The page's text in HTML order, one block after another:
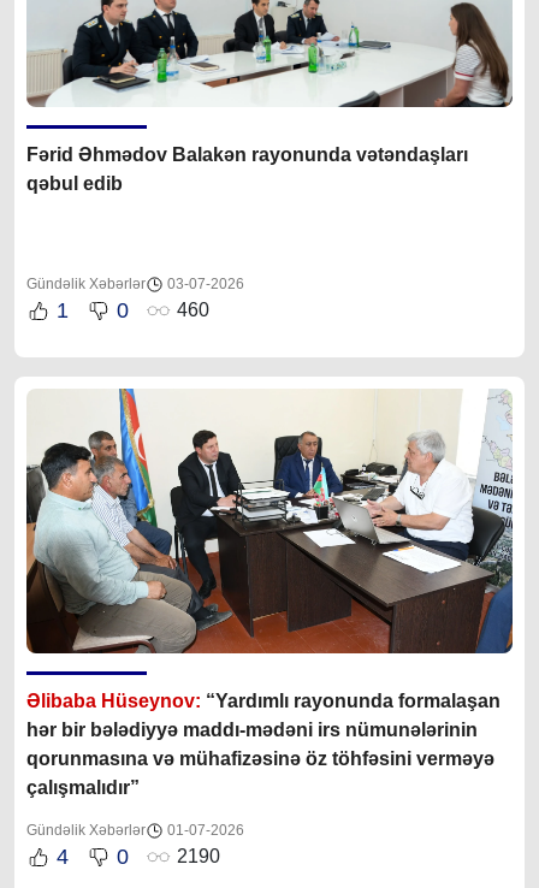
Fərid Əhmədov Balakən rayonunda vətəndaşları
qəbul edib
Gündəlik Xəbərlər 03-07-2026
1 0 460
Əlibaba Hüseynov: “Yardımlı rayonunda formalaşan
hər bir bələdiyyə maddı-mədəni irs nümunələrinin
qorunmasına və mühafizəsinə öz töhfəsini verməyə
çalışmalıdır”
Gündəlik Xəbərlər 01-07-2026
4 0 2190